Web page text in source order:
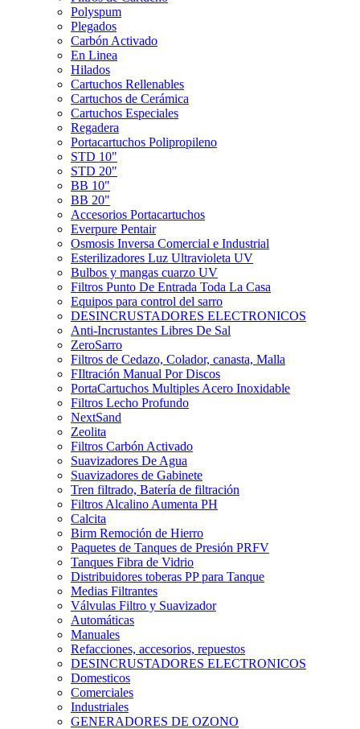
Polyspum
Plegados
Carbón Activado
En Linea
Hilados
Cartuchos Rellenables
Cartuchos de Cerámica
Cartuchos Especiales
Regadera
Portacartuchos Polipropileno
STD 10"
STD 20"
BB 10"
BB 20"
Accesorios Portacartuchos
Everpure Pentair
Osmosis Inversa Comercial e Industrial
Esterilizadores Luz Ultravioleta UV
Bulbos y mangas cuarzo UV
Filtros Punto De Entrada Toda La Casa
Equipos para control del sarro
DESINCRUSTADORES ELECTRONICOS
Anti-Incrustantes Libres De Sal
ZeroSarro
Filtros de Cedazo, Colador, canasta, Malla
FIltración Manual Por Discos
PortaCartuchos Multiples Acero Inoxidable
Filtros Lecho Profundo
NextSand
Zeolita
Filtros Carbón Activado
Suavizadores De Agua
Suavizadores de Gabinete
Tren filtrado, Batería de filtración
Filtros Alcalino Aumenta PH
Calcita
Birm Remoción de Hierro
Paquetes de Tanques de Presión PRFV
Tanques Fibra de Vidrio
Distribuidores toberas PP para Tanque
Medias Filtrantes
Válvulas Filtro y Suavizador
Automáticas
Manuales
Refacciones, accesorios, repuestos
DESINCRUSTADORES ELECTRONICOS
Domesticos
Comerciales
Industriales
GENERADORES DE OZONO